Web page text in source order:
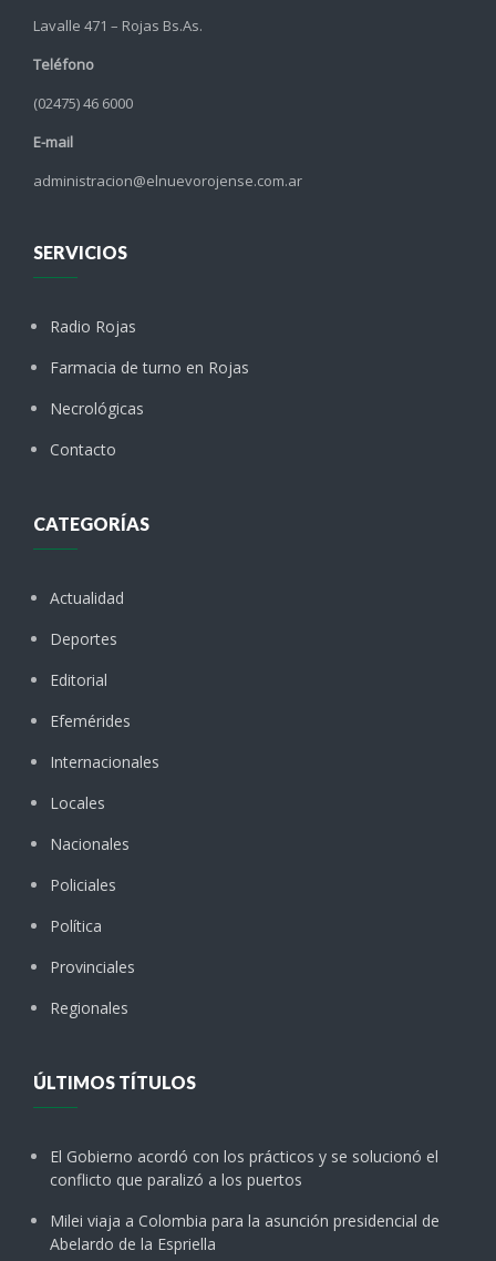
Lavalle 471 – Rojas Bs.As.
Teléfono
(02475) 46 6000
E-mail
administracion@elnuevorojense.com.ar
SERVICIOS
Radio Rojas
Farmacia de turno en Rojas
Necrológicas
Contacto
CATEGORÍAS
Actualidad
Deportes
Editorial
Efemérides
Internacionales
Locales
Nacionales
Policiales
Política
Provinciales
Regionales
ÚLTIMOS TÍTULOS
El Gobierno acordó con los prácticos y se solucionó el
conflicto que paralizó a los puertos
Milei viaja a Colombia para la asunción presidencial de
Abelardo de la Espriella